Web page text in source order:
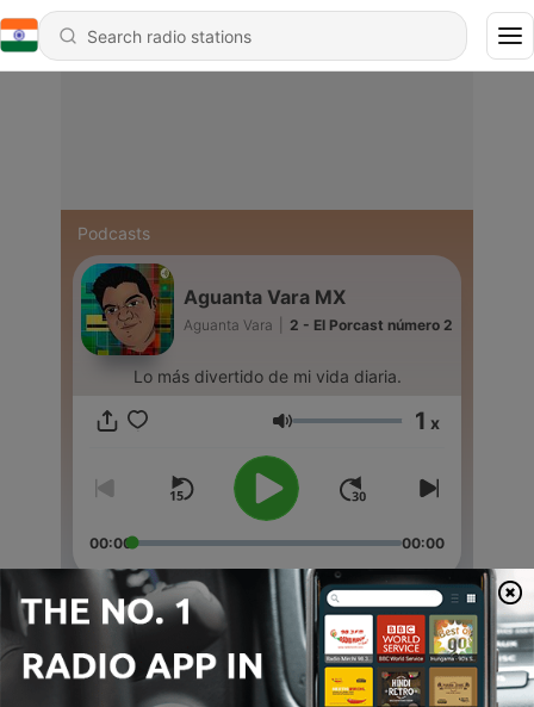
Podcasts
Aguanta Vara MX
Aguanta Vara 2 - El Porcast número 2
Lo más divertido de mi vida diaria.
Volume 1 x
00:00 00:00
Episodes
El Porcast número 2